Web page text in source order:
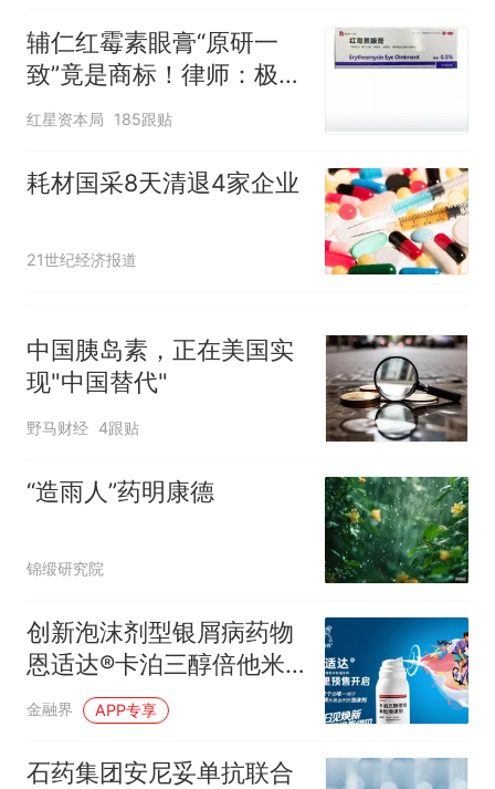
辅仁红霉素眼膏“原研一
致”竟是商标！律师：极易
误导消费者，不妥
红星资本局 185跟贴
耗材国采8天清退4家企业
21世纪经济报道
中国胰岛素，正在美国实
现"中国替代"
野马财经 4跟贴
“造雨人”药明康德
锦缎研究院
创新泡沫剂型银屑病药物
恩适达®卡泊三醇倍他米
松泡沫剂在华获批，阿里
健康开放预售通道
金融界 APP专享
石药集团安尼妥单抗联合